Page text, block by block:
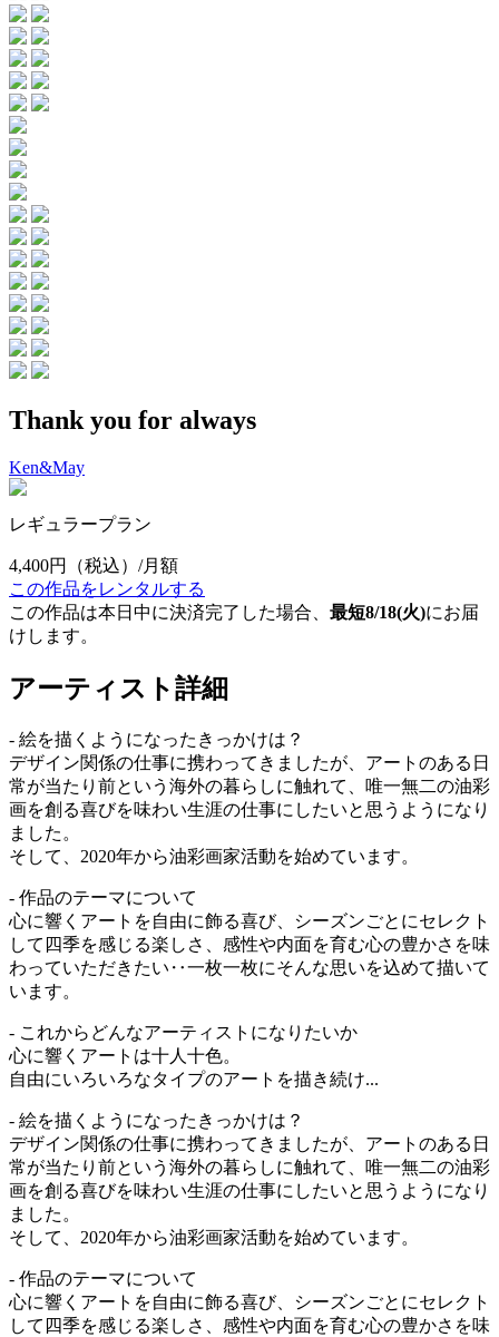
Thank you for always
Ken&May
レギュラープラン
4,400円
（税込）/月額
この作品をレンタルする
この作品は本日中に決済完了した場合、 最短8/18(火)にお届
けします。
アーティスト詳細
- 絵を描くようになったきっかけは？
デザイン関係の仕事に携わってきましたが、アートのある日
常が当たり前という海外の暮らしに触れて、唯一無二の油彩
画を創る喜びを味わい生涯の仕事にしたいと思うようになり
ました。
そして、2020年から油彩画家活動を始めています。
- 作品のテーマについて
心に響くアートを自由に飾る喜び、シーズンごとにセレクト
して四季を感じる楽しさ、感性や内面を育む心の豊かさを味
わっていただきたい‥一枚一枚にそんな思いを込めて描いて
います。
- これからどんなアーティストになりたいか
心に響くアートは十人十色。
自由にいろいろなタイプのアートを描き続け...
- 絵を描くようになったきっかけは？
デザイン関係の仕事に携わってきましたが、アートのある日
常が当たり前という海外の暮らしに触れて、唯一無二の油彩
画を創る喜びを味わい生涯の仕事にしたいと思うようになり
ました。
そして、2020年から油彩画家活動を始めています。
- 作品のテーマについて
心に響くアートを自由に飾る喜び、シーズンごとにセレクト
して四季を感じる楽しさ、感性や内面を育む心の豊かさを味